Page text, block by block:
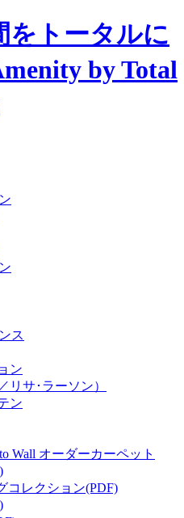
をトータルに
by Total
ス
ン
リサ･ラーソン）
ン
Wall オーダーカーペット
コレクション(PDF)